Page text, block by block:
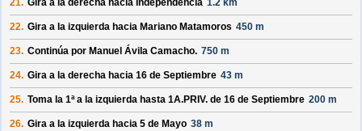
21. Gira a la derecha hacia Independencia 1.2 km
22. Gira a la izquierda hacia Mariano Matamoros 450 m
23. Continúa por Manuel Ávila Camacho. 750 m
24. Gira a la derecha hacia 16 de Septiembre 43 m
25. Toma la 1ª a la izquierda hasta 1A.PRIV. de 16 de Septiembre 200 m
26. Gira a la izquierda hacia 5 de Mayo 38 m